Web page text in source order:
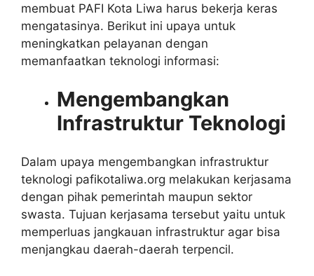
membuat PAFI Kota Liwa harus bekerja keras
mengatasinya. Berikut ini upaya untuk
meningkatkan pelayanan dengan
memanfaatkan teknologi informasi:
Mengembangkan
Infrastruktur Teknologi
Dalam upaya mengembangkan infrastruktur
teknologi pafikotaliwa.org melakukan kerjasama
dengan pihak pemerintah maupun sektor
swasta. Tujuan kerjasama tersebut yaitu untuk
memperluas jangkauan infrastruktur agar bisa
menjangkau daerah-daerah terpencil.